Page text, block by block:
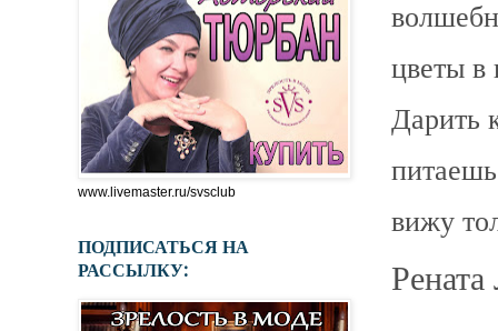
цветы в
Дарить
вижу
www.livemaster.ru/svsclub
ПОДПИСАТЬСЯ НА
РАССЫЛКУ: